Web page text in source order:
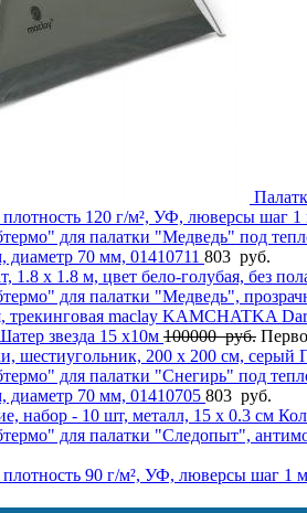
диаметр 70 мм, 01410711 803 руб.
звезда 15 х10м 100000руб.
диаметр 70 мм, 01410705 803 руб.